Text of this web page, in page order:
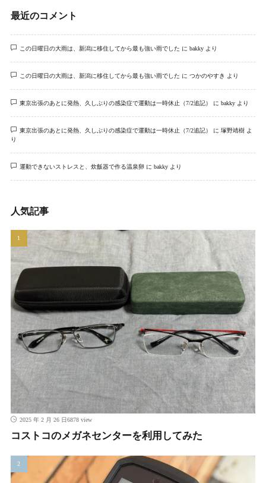
最近のコメント
この日曜日の大雨は、新潟に移住してから最も強い雨でした に bakkyより
この日曜日の大雨は、新潟に移住してから最も強い雨でした に つかのやすき より
東京出張のあとに発熱、久しぶりの感染症で運動は一時休止（7/2追記） に bakkyより
東京出張のあとに発熱、久しぶりの感染症で運動は一時休止（7/2追記） に 塚野靖樹よ
り
運動できないストレスと、炊飯器で作る温泉卵に bakkyより
人気記事
2025 年 2 月 26 日6878 view
コストコのメガネセンターを利用してみた